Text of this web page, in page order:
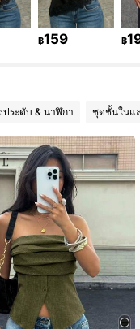
฿159 ฿
ประดับ & นาฬิกา ชุดชั้นในแ